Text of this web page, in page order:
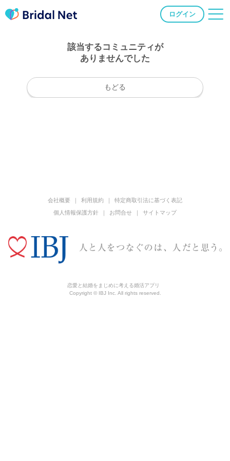
ログイン
該当するコミュニティが
ありませんでした
もどる
会社概要 利用規約
特定商取引法に基づく表記
個人情報保護方針
お問合せ サイトマップ
恋愛と結婚をまじめに考える婚活アプリ
Copyright © IBJ Inc. All rights reserved.